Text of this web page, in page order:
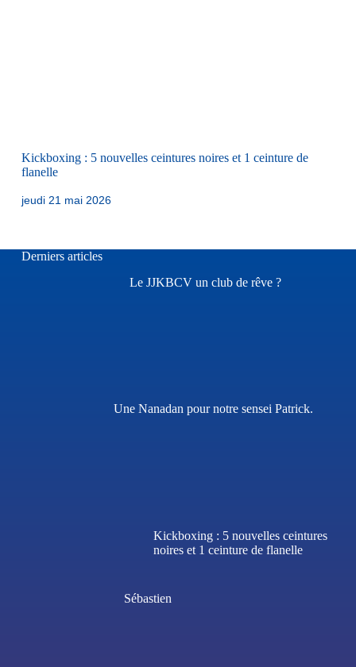
Kickboxing : 5 nouvelles ceintures noires et 1 ceinture de
flanelle
jeudi 21 mai 2026
Derniers articles
Le JJKBCV un club de rêve ?
Une Nanadan pour notre sensei Patrick.
Kickboxing : 5 nouvelles ceintures
noires et 1 ceinture de flanelle
Sébastien